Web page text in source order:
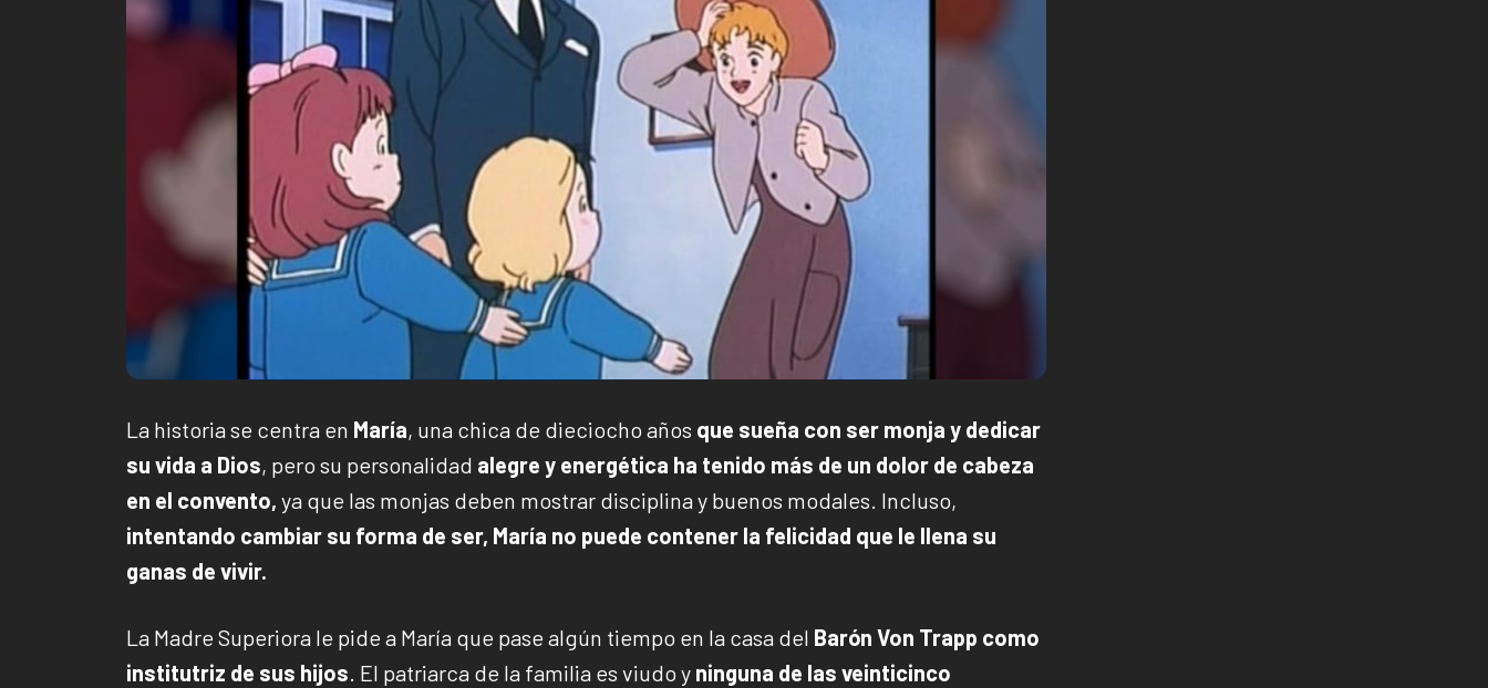
La historia se centra en María, una chica de dieciocho años que sueña con ser monja y dedicar
su vida a Dios, pero su personalidad alegre y energética ha tenido más de un dolor de cabeza
en el convento, ya que las monjas deben mostrar disciplina y buenos modales. Incluso,
intentando cambiar su forma de ser, María no puede contener la felicidad que le llena su
ganas de vivir.
La Madre Superiora le pide a María que pase algún tiempo en la casa del Barón Von Trapp como
institutriz de sus hijos. El patriarca de la familia es viudo y ninguna de las veinticinco